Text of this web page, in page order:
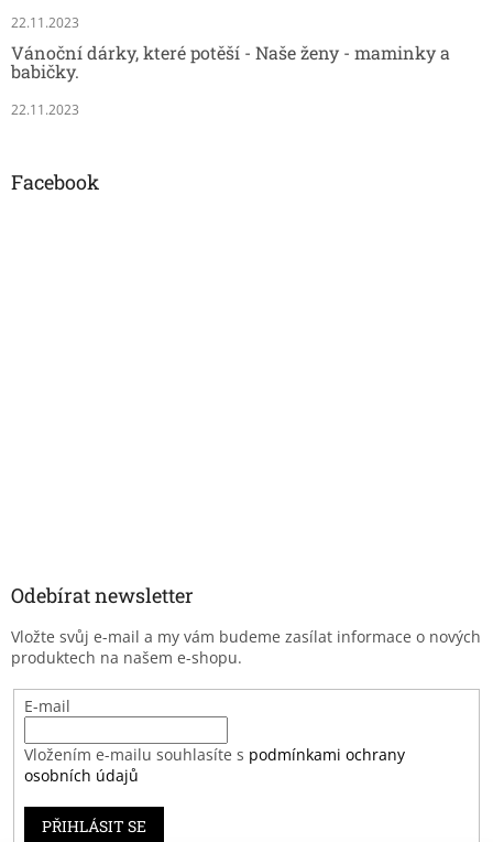
22.11.2023
Vánoční dárky, které potěší - Naše ženy - maminky a
babičky.
22.11.2023
Facebook
Odebírat newsletter
Vložte svůj e-mail a my vám budeme zasílat informace o nových
produktech na našem e-shopu.
E-mail
Vložením e-mailu souhlasíte s podmínkami ochrany
osobních údajů
PŘIHLÁSIT SE